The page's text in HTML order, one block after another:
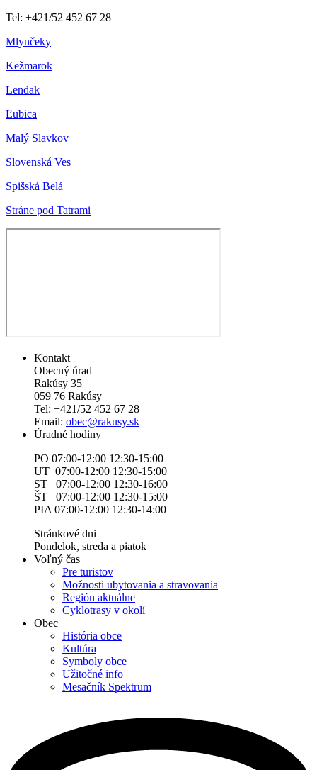
Tel: +421/52 452 67 28
Mlynčeky
Kežmarok
Lendak
Ľubica
Malý Slavkov
Slovenská Ves
Spišská Belá
Stráne pod Tatrami
Kontakt
Obecný úrad
Rakúsy 35
059 76 Rakúsy
Tel: +421/52 452 67 28
Email: obec@rakusy.sk
Úradné hodiny
PO 07:00-12:00 12:30-15:00
UT 07:00-12:00 12:30-15:00
ST 07:00-12:00 12:30-16:00
ŠT 07:00-12:00 12:30-15:00
PIA 07:00-12:00 12:30-14:00
Stránkové dni
Pondelok, streda a piatok
Voľný čas
Pre turistov
Možnosti ubytovania a stravovania
Región aktuálne
Cyklotrasy v okolí
Obec
História obce
Kultúra
Symboly obce
Užitočné info
Mesačník Spektrum